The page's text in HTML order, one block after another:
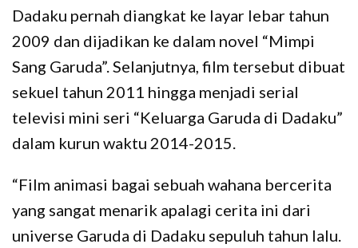
Dadaku pernah diangkat ke layar lebar tahun
2009 dan dijadikan ke dalam novel “Mimpi
Sang Garuda”. Selanjutnya, film tersebut dibuat
sekuel tahun 2011 hingga menjadi serial
televisi mini seri “Keluarga Garuda di Dadaku”
dalam kurun waktu 2014-2015.
“Film animasi bagai sebuah wahana bercerita
yang sangat menarik apalagi cerita ini dari
universe Garuda di Dadaku sepuluh tahun lalu.